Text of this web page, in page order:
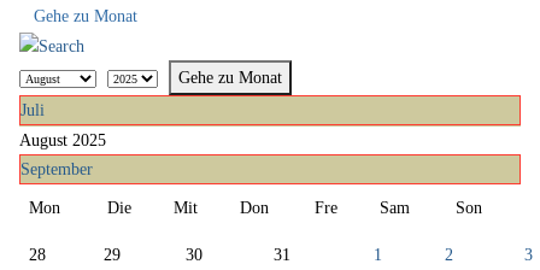
Gehe zu Monat
Gehe zu Monat
Juli
August 2025
September
Mon Die Mit Don Fre Sam Son
28 29 30 31
1
2
3